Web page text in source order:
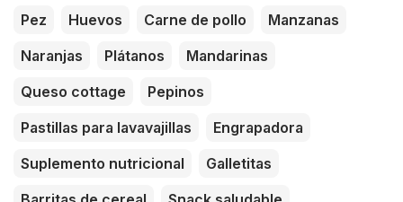
Pez Huevos Carne de pollo
Manzanas
Naranjas
Plátanos
Mandarinas
Queso cottage
Pepinos
Pastillas para lavavajillas
Engrapadora
Suplemento nutricional
Galletitas